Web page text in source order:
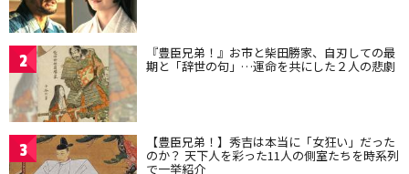
2 『豊臣兄弟！』お市と柴田勝家、自刃しての最
期と「辞世の句」…運命を共にした２人の悲劇
3 【豊臣兄弟！】秀吉は本当に「女狂い」だった
のか？ 天下人を彩った11人の側室たちを時系列
で一挙紹介